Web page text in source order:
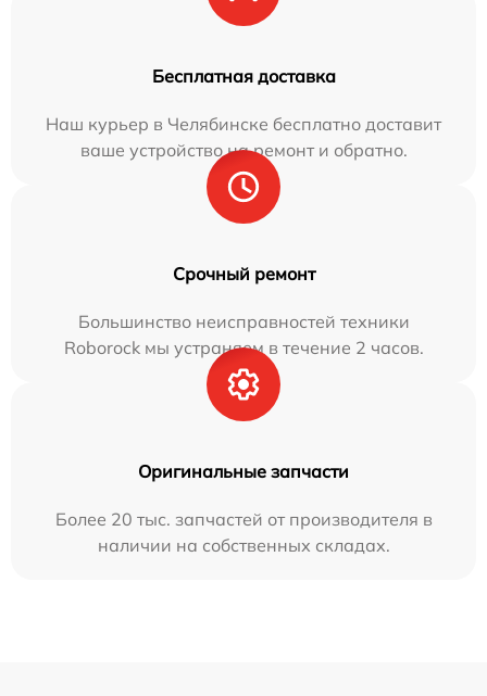
Бесплатная доставка
Наш курьер в Челябинске бесплатно доставит
ваше устройство на ремонт и обратно.
Срочный ремонт
Большинство неисправностей техники
Roborock мы устраняем в течение 2 часов.
Оригинальные запчасти
Более 20 тыс. запчастей от производителя в
наличии на собственных складах.